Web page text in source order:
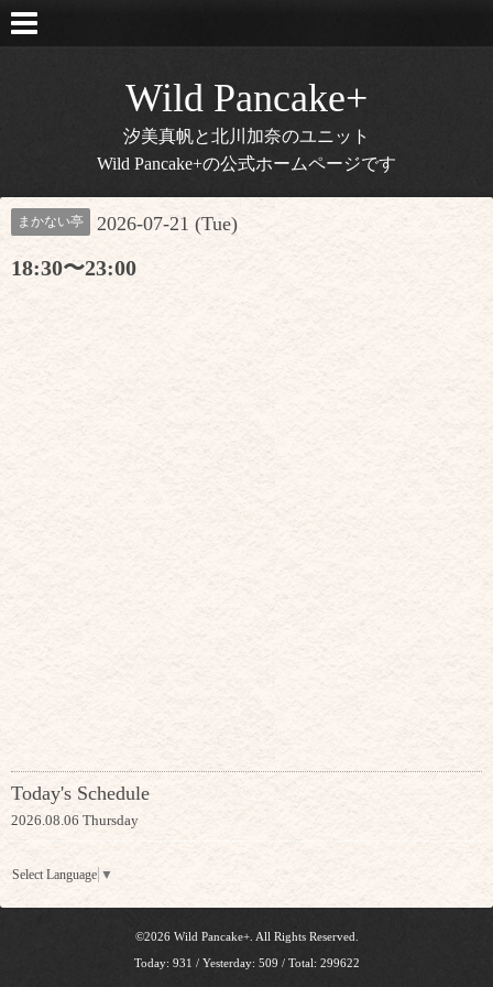
Wild Pancake+
汐美真帆と北川加奈のユニット
Wild Pancake+の公式ホームページです
まかない亭 2026-07-21 (Tue)
18:30〜23:00
Today's Schedule
2026.08.06 Thursday
Select Language ▼
©2026 Wild Pancake+. All Rights Reserved.
Today: 931 / Yesterday: 509 / Total: 299622